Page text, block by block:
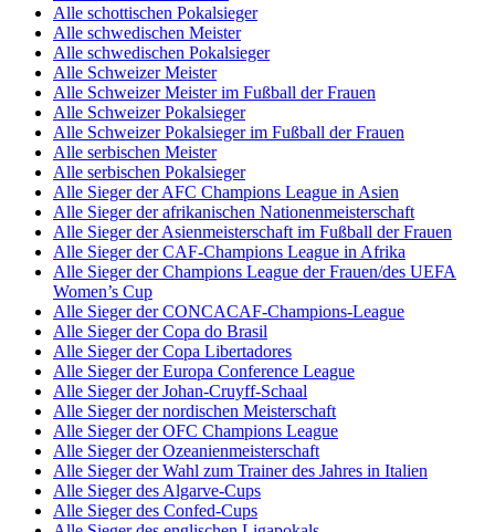
Alle schottischen Pokalsieger
Alle schwedischen Meister
Alle schwedischen Pokalsieger
Alle Schweizer Meister
Alle Schweizer Meister im Fußball der Frauen
Alle Schweizer Pokalsieger
Alle Schweizer Pokalsieger im Fußball der Frauen
Alle serbischen Meister
Alle serbischen Pokalsieger
Alle Sieger der AFC Champions League in Asien
Alle Sieger der afrikanischen Nationenmeisterschaft
Alle Sieger der Asienmeisterschaft im Fußball der Frauen
Alle Sieger der CAF-Champions League in Afrika
Alle Sieger der Champions League der Frauen/des UEFA
Women’s Cup
Alle Sieger der CONCACAF-Champions-League
Alle Sieger der Copa do Brasil
Alle Sieger der Copa Libertadores
Alle Sieger der Europa Conference League
Alle Sieger der Johan-Cruyff-Schaal
Alle Sieger der nordischen Meisterschaft
Alle Sieger der OFC Champions League
Alle Sieger der Ozeanienmeisterschaft
Alle Sieger der Wahl zum Trainer des Jahres in Italien
Alle Sieger des Algarve-Cups
Alle Sieger des Confed-Cups